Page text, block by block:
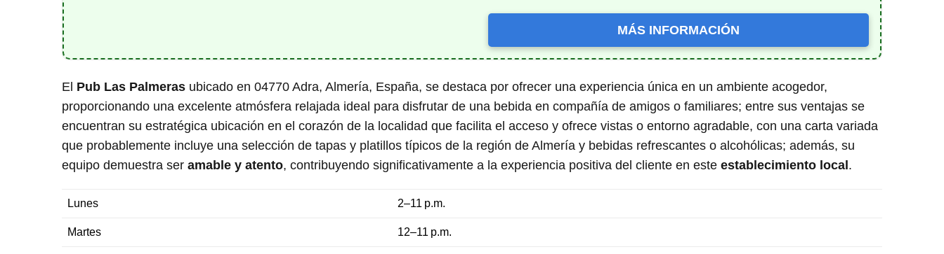
MÁS INFORMACIÓN
El Pub Las Palmeras ubicado en 04770 Adra, Almería, España, se destaca por ofrecer una experiencia única en un ambiente acogedor,
proporcionando una excelente atmósfera relajada ideal para disfrutar de una bebida en compañía de amigos o familiares; entre sus ventajas se
encuentran su estratégica ubicación en el corazón de la localidad que facilita el acceso y ofrece vistas o entorno agradable, con una carta variada
que probablemente incluye una selección de tapas y platillos típicos de la región de Almería y bebidas refrescantes o alcohólicas; además, su
equipo demuestra ser amable y atento, contribuyendo significativamente a la experiencia positiva del cliente en este establecimiento local .
Lunes 2–11 p.m.
Martes 12–11 p.m.